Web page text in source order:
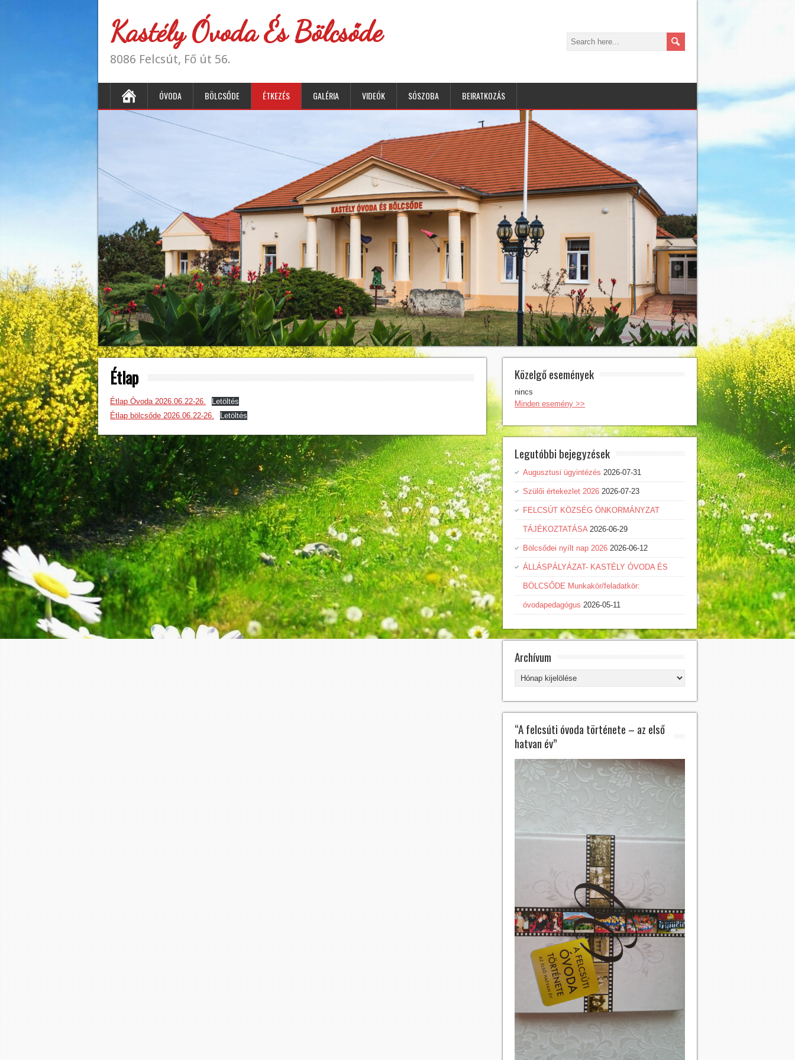
Kastély Óvoda És Bölcsőde
8086 Felcsút, Fő út 56.
ÓVODA BÖLCSŐDE ÉTKEZÉS GALÉRIA VIDEÓK SÓSZOBA BEIRATKOZÁS
Étlap
Étlap Óvoda 2026.06.22-26.
Letöltés
Étlap bölcsőde 2026.06.22-26.
Letöltés
Közelgő események
nincs
Minden esemény >>
Legutóbbi bejegyzések
Augusztusi ügyintézés 2026-07-31
Szülői értekezlet 2026 2026-07-23
FELCSÚT KÖZSÉG ÖNKORMÁNYZAT
TÁJÉKOZTATÁSA 2026-06-29
Bölcsődei nyílt nap 2026 2026-06-12
ÁLLÁSPÁLYÁZAT- KASTÉLY ÓVODA ÉS
BÖLCSŐDE Munkakör/feladatkör:
óvodapedagógus 2026-05-11
Archívum
Archívum
“A felcsúti óvoda története – az első
hatvan év”